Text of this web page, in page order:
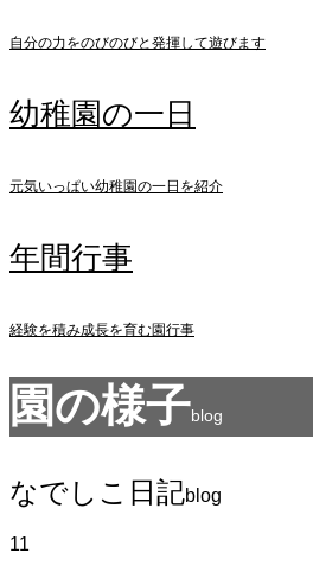
自分の力をのびのびと発揮して遊びます
幼稚園の一日
元気いっぱい幼稚園の一日を紹介
年間行事
経験を積み成長を育む園行事
園の様子blog
なでしこ日記blog
11